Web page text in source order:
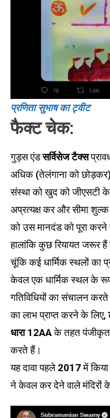
प्रणिता सुभाष का ट्वीट
फैक्ट चेक:
गुड्स एंडसर्विसेज टैक्स
अधिक (तेलंगाना को
संस्था को खुद को जीएसटी
अप्रत्यक्ष कर और सीमा शुल्क
को उस मानदंड को पूरा
हालांकि कुछ रियायत जरूर हैं
चूंकि कई धार्मिक स्थलों का
केवल एक धार्मिक स्थल के
गतिविधियों का संचालन
का लाभ प्राप्त करने के लिए,
धारा 12AAके तहत पंजीकृत
करते हैं।
यह दावा पहले 2017में
ने केवल कर देने वाले मंदिरों